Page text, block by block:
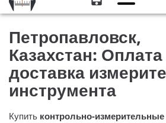
навигации
Петропавловск,
Казахстан:
доставка
инструмента
Купить контрольно-измерительные